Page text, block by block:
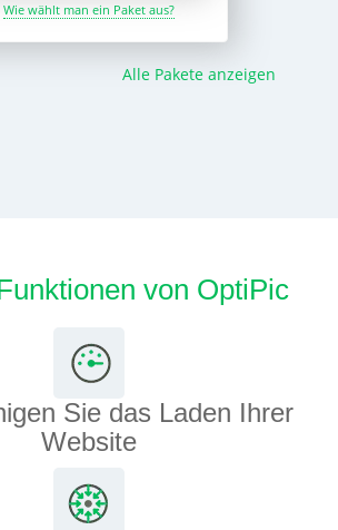
Wie wählt man ein Paket aus?
Alle Pakete anzeigen
von OptiPic
Sie das Laden Ihrer
Website